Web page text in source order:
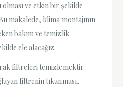
ve etkin bir şekilde
makalede, klima montajının
bakım ve temizlik
ele alacağız.
filtreleri temizlemektir.
filtrenin tıkanması,